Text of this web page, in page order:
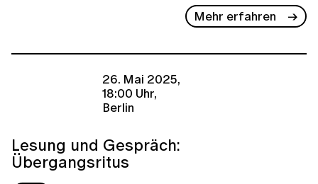
Mehr erfahren
26. Mai 2025,
18:00 Uhr,
Berlin
Lesung und Gespräch:
Übergangsritus